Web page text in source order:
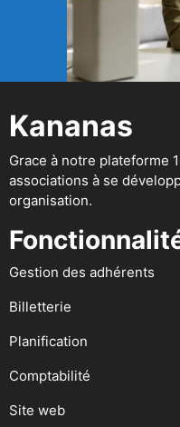
Kananas
Grace à notre plateforme
associations à se
organisation.
Gestion des adhérents
Billetterie
Planification
Comptabilité
Site web